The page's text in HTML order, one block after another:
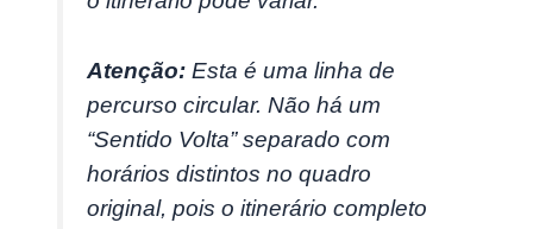
Atenção: Esta é uma linha de
percurso circular. Não há um
“Sentido Volta” separado com
horários distintos no quadro
original, pois o itinerário completo